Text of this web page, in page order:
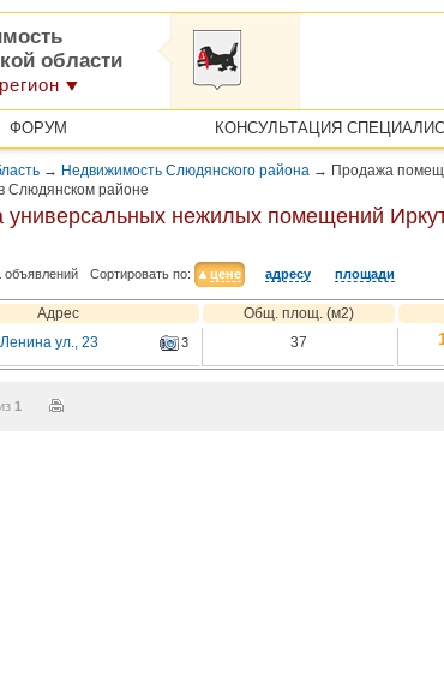
области
ФОРУМ КОНСУЛЬТАЦИЯ
→ Недвижимость Слюдянского района → Продажа
Слюдянском районе
нежилых помещений
объявлений Сортировать по: цене адресу площади
Адрес Общ. площ. (м2)
ул., 23
3 37
из 1